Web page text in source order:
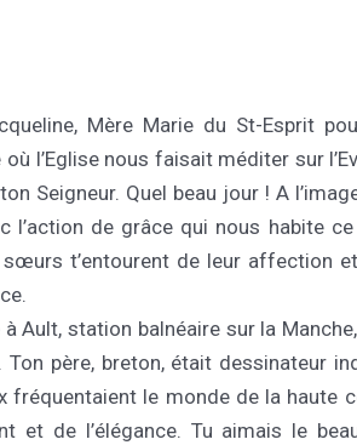
Mère Marie du St-Esprit
où l’Eglise nous faisait méditer sur
Seigneur. Quel beau jour ! A
l’action de grâce qui nous habite
t’entourent de leur affection
à Ault, station balnéaire sur la
Ton père, breton, était dessinateur
fréquentaient le monde de la haute
et de l’élégance. Tu aimais le